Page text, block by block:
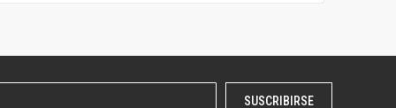
SUSCRIBIRSE